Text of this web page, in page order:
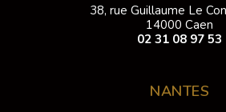
38, rue Guillaume Le
14000 Caen
02 31 08 97 53
NANTES